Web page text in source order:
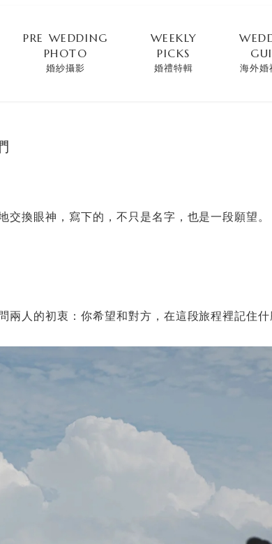
PRE WEDDING
PHOTO
婚紗攝影
WEEKLY
PICKS
婚禮特輯 海外婚
交換眼神，寫下的，不只是名字，也是一段願望
兩人的初衷：你希望和對方，在這段旅程裡記住什